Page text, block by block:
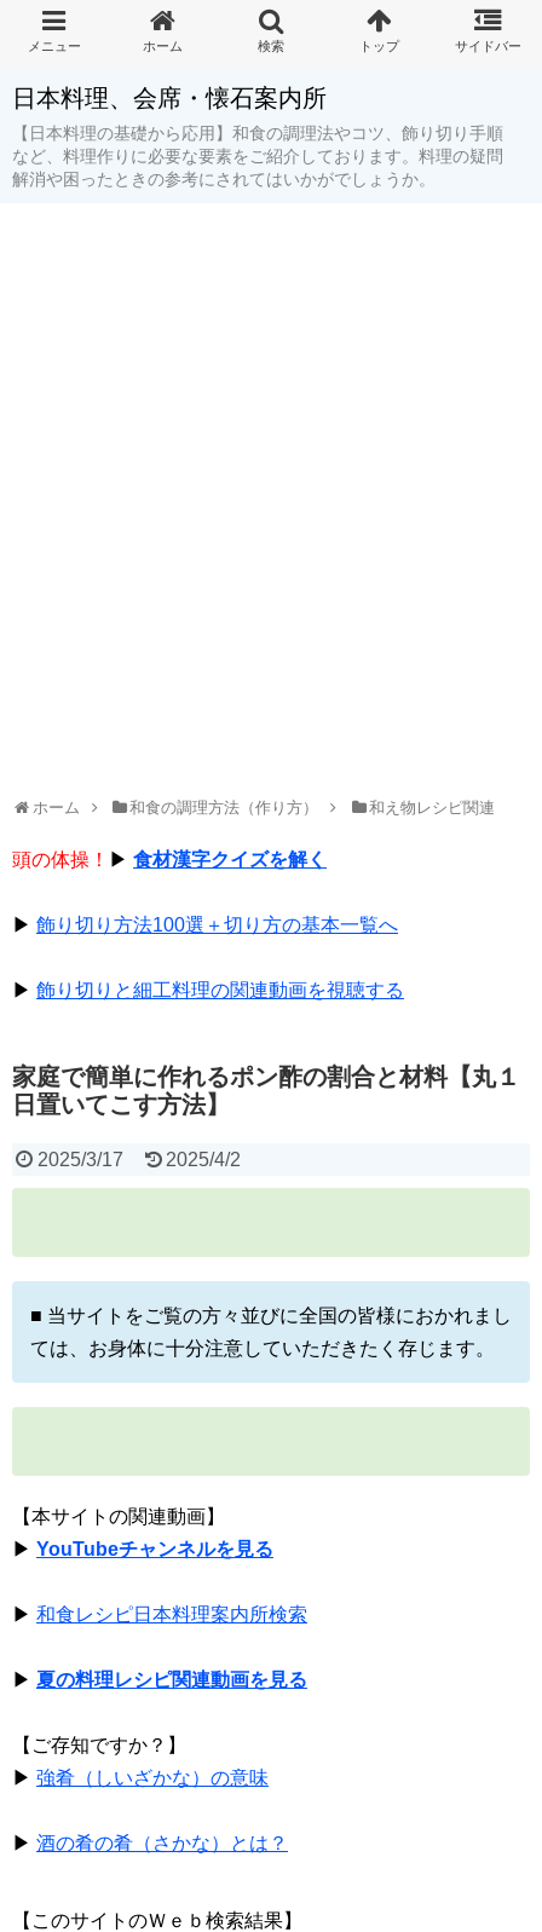
日本料理、会席・懐石案内所
【日本料理の基礎から応用】和食の調理法やコツ、飾り切り手順
など、料理作りに必要な要素をご紹介しております。料理の疑問
解消や困ったときの参考にされてはいかがでしょうか。
ホーム 和食の調理方法（作り方） 和え物レシピ関連
頭の体操！ ▶ 食材漢字クイズを解く
▶ 飾り切り方法100選＋切り方の基本一覧へ
▶ 飾り切りと細工料理の関連動画を視聴する
家庭で簡単に作れるポン酢の割合と材料【丸１
日置いてこす方法】
2025/3/17 2025/4/2
■ 当サイトをご覧の方々並びに全国の皆様におかれまし
ては、お身体に十分注意していただきたく存じます。
【本サイトの関連動画】
▶ YouTubeチャンネルを見る
▶ 和食レシピ日本料理案内所検索
▶ 夏の料理レシピ関連動画を見る
【ご存知ですか？】
▶ 強肴（しいざかな）の意味
▶ 酒の肴の肴（さかな）とは？
【このサイトのＷｅｂ検索結果】